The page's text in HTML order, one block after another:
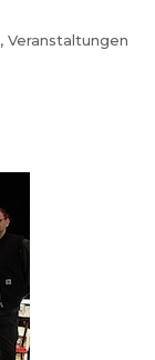
, Veranstaltungen